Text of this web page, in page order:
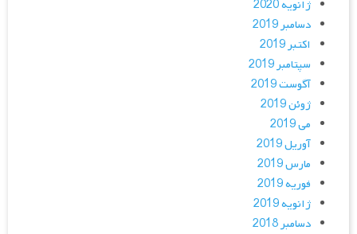
ژانویه 2020
دسامبر 2019
اکتبر 2019
سپتامبر 2019
آگوست 2019
ژوئن 2019
می 2019
آوریل 2019
مارس 2019
فوریه 2019
ژانویه 2019
دسامبر 2018